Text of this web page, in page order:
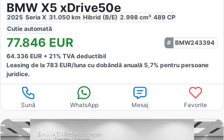
BMW X5 xDrive50e
2025 Seria X 31.050 km Hibrid (B/E) 2.998 cm³ 489 CP
Cutie automată
77.846 EUR
BMW243394
64.336 EUR + 21% TVA deductibil
Leasing de la 783 EUR/luna cu dobăndă anuală 5,7% pentru persoane
juridice.
Sună WhatsApp Mesaj Favorite